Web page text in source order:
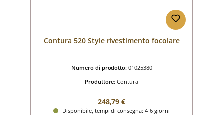
Contura 520 Style rivestimento focolare
Numero di prodotto: 01025380
Produttore: Contura
Prezzo normale:
248,79 €
Disponibile, tempi di consegna: 4-6 giorni